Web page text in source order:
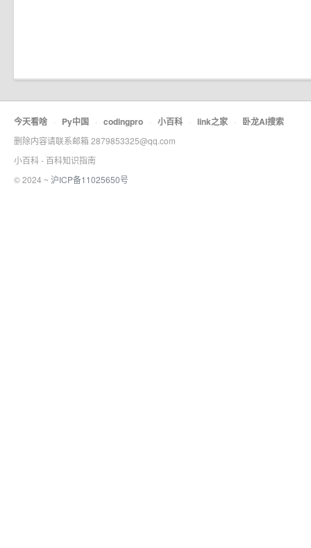
今天看啥 · Py中国 · codingpro · 小百科 · link之家 · 卧龙AI搜索
删除内容请联系邮箱 2879853325@qq.com
小百科 - 百科知识指南
© 2024 ~ 沪ICP备11025650号